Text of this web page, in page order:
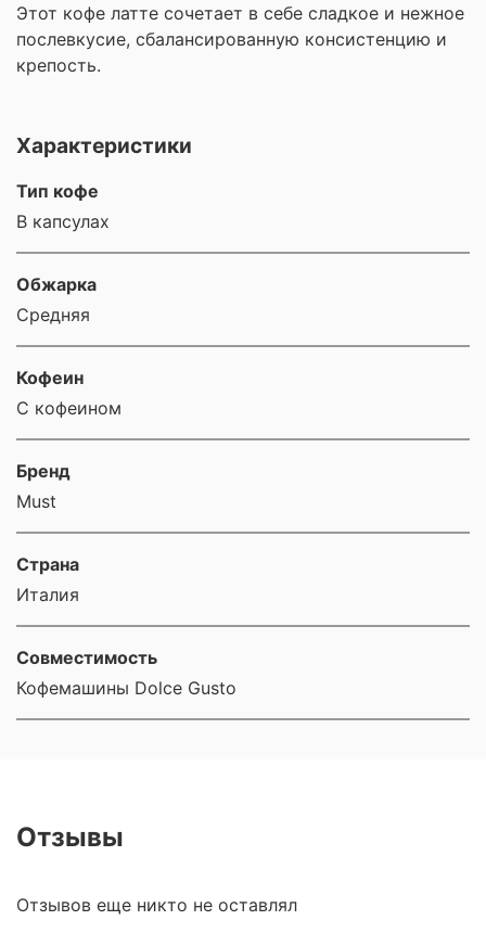
Этот кофе латте сочетает в себе сладкое и нежное
послевкусие, сбалансированную консистенцию и
крепость.
Характеристики
Тип кофе
В капсулах
Обжарка
Средняя
Кофеин
С кофеином
Бренд
Must
Страна
Италия
Совместимость
Кофемашины Dolce Gusto
Отзывы
Отзывов еще никто не оставлял